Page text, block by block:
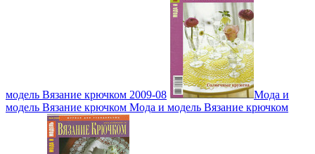
модель Вязание крючком 2009-08
Мода и
модель Вязание крючком Мода и модель Вязание крючком